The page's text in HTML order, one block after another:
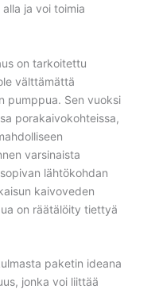
ja voi toimia
on tarkoitettu
välttämättä
pumppua. Sen vuoksi
porakaivokohteissa,
varsinaista
lähtökohdan
kaivoveden
on räätälöity tiettyä
paketin ideana
jonka voi liittää